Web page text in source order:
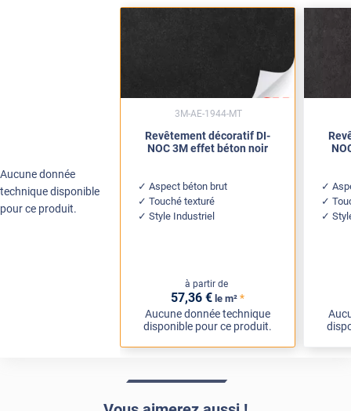
Aucune donnée
technique disponible
pour ce produit.
Revêtement décoratif DI-
NOC 3M effet béton noir
Aspect béton brut
Touché texturé
Style Industriel
à partir de
57,36 € le m² *
Aucune donnée technique
disponible pour ce produit.
3M-AE-1944-MT